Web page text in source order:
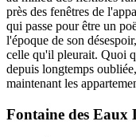
près des fenêtres de
qui passe pour être un
l'époque de son
celle qu'il pleurait. Quoi
depuis longtemps
maintenant les
Fontaine des Eaux